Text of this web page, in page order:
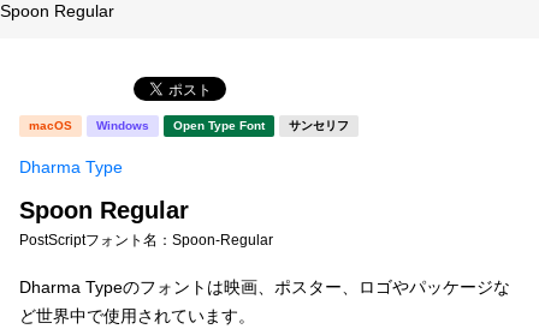
新着一覧
カート
マイページ
タイプフェイス
明朝体
角ゴシック
宋朝体
教科書体 行書体
Spoon Regular
macOS Windows Open Type Font サンセリフ
Dharma Type
Spoon Regular
PostScriptフォント名： Spoon-Regular
Dharma Typeのフォントは映画、ポスター、ロゴやパッケージな
ど世界中で使用されています。